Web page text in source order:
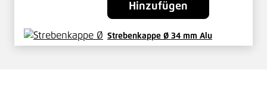
Hinzufügen
Strebenkappe Ø 34 mm Alu